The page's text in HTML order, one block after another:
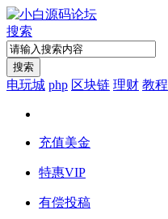
搜索
搜索
电玩城 php 区块链 理财 教程
充值美金
特惠VIP
有偿投稿